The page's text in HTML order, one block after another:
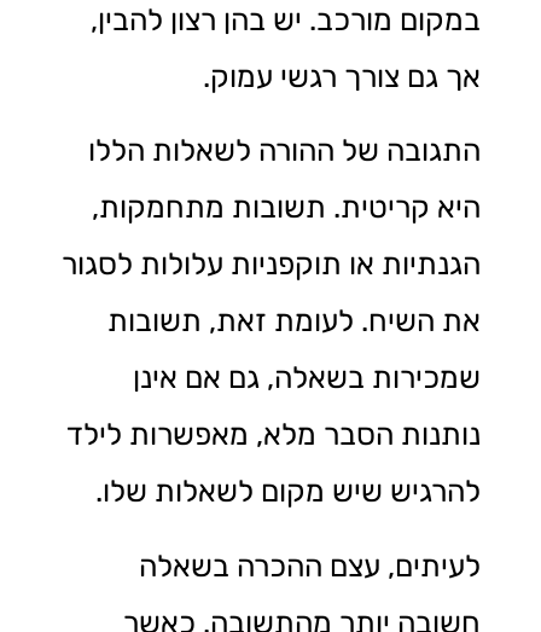
במקום מורכב. יש בהן רצון להבין,
אך גם צורך רגשי עמוק.
התגובה של ההורה לשאלות הללו
היא קריטית. תשובות מתחמקות,
הגנתיות או תוקפניות עלולות לסגור
את השיח. לעומת זאת, תשובות
שמכירות בשאלה, גם אם אינן
נותנות הסבר מלא, מאפשרות לילד
להרגיש שיש מקום לשאלות שלו.
לעיתים, עצם ההכרה בשאלה
חשובה יותר מהתשובה. כאשר